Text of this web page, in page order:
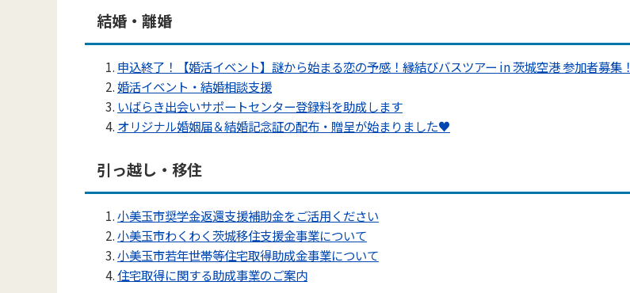
結婚・離婚
申込終了！【婚活イベント】謎から始まる恋の予感！縁結びバスツアー in 茨城空港 参加者募集！
婚活イベント・結婚相談支援
いばらき出会いサポートセンター登録料を助成します
オリジナル婚姻届＆結婚記念証の配布・贈呈が始まりました♥
引っ越し・移住
小美玉市奨学金返還支援補助金をご活用ください
小美玉市わくわく茨城移住支援金事業について
小美玉市若年世帯等住宅取得助成金事業について
住宅取得に関する助成事業のご案内